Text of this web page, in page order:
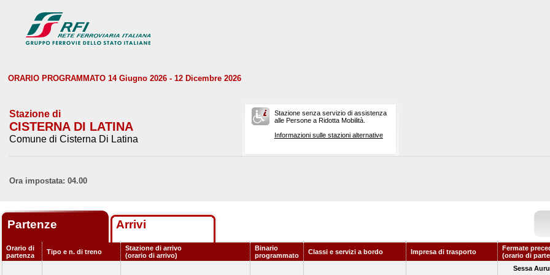
ORARIO PROGRAMMATO 14 Giugno 2026 - 12 Dicembre 2026
Stazione di
CISTERNA DI LATINA
Comune di Cisterna Di Latina
Stazione senza servizio di assistenza
alle Persone a Ridotta Mobilità.
Informazioni sulle stazioni alternative
Ora impostata: 04.00
Partenze Arrivi
Orario di
partenza
Tipo e n. di treno
Stazione di arrivo
(orario di arrivo)
Binario
programmato
Classi e servizi a bordo Impresa di trasporto
Fermate
(orario di
Sessa